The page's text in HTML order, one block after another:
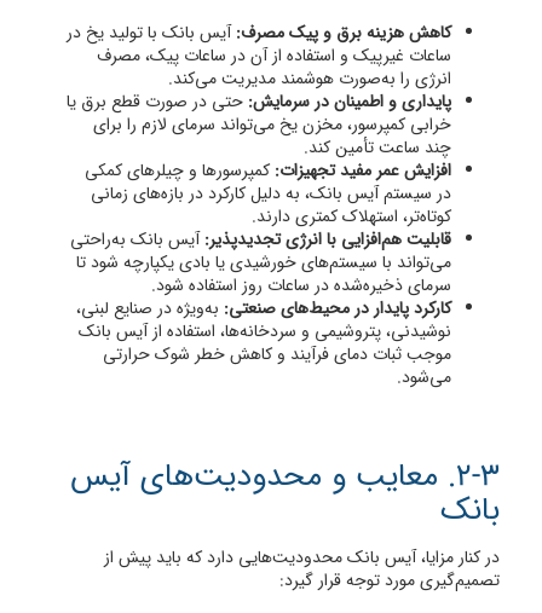
کاهش هزینه برق و پیک مصرف:آیس بانک با تولید یخ در
ساعات غیرپیک و استفاده از آن در ساعات پیک، مصرف
انرژی را به‌صورت هوشمند مدیریت می‌کند.
پایداری و اطمینان در سرمایش: حتی در صورت قطع برق یا
خرابی کمپرسور، مخزن یخ می‌تواند سرمای لازم را برای
چند ساعت تأمین کند.
افزایش عمر مفید تجهیزات: کمپرسورها و چیلرهای کمکی
در سیستم آیس بانک، به دلیل کارکرد در بازه‌های زمانی
کوتاه‌تر، استهلاک کمتری دارند.
قابلیت هم‌افزایی با انرژی تجدیدپذیر:آیس بانک به‌راحتی
می‌تواند با سیستم‌های خورشیدی یا بادی یکپارچه شود تا
سرمای ذخیره‌شده در ساعات روز استفاده شود.
کارکرد پایدار در محیط‌های صنعتی: به‌ویژه در صنایع لبنی،
نوشیدنی، پتروشیمی و سردخانه‌ها، استفاده از آیس بانک
موجب ثبات دمای فرآیند و کاهش خطر شوک حرارتی
می‌شود.
2-3. معایب و محدودیت‌های آیس
بانک
در کنار مزایا، آیس بانک محدودیت‌هایی دارد که باید پیش از
تصمیم‌گیری مورد توجه قرار گیرد: